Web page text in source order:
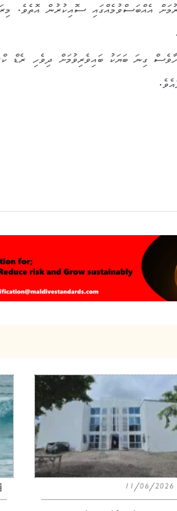
އެއްބަސްވުމެއްގައި ސޮއިކުރުން އޮތެވެ.
ގިނަ ބަޔަކު ބައިވެރިވުމަށް ދިވެހި ރެޑް